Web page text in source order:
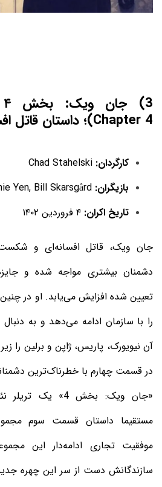
Chapter 4)؛ داستان قاتل افسانه‌ای
کارگردان: Chad Stahelski
بازیگران: Yen, Bill Skarsgård
تاریخ اکران: ۴ فروردین ۱۴۰۲
جان ویک، قاتل افسانه‌ای و
دشمنان بیشتری مواجه شده و
تعیین شده افزایش می‌یابد. او در
را با سازمان ادامه می‌دهد و به
آن نیویورک، پاریس، ژاپن و برلین را
در قسمت چهارم با خطرناک‌ترین
«جان ویک: بخش 4»
مستقیما داستان قسمت سوم
موفقیت تجاری ادامه‌دار این
سازندگانش دست از سر این چهره جدید